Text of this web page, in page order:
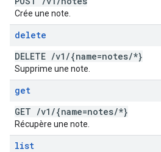
Crée une note.
delete
DELETE /v1 /{name=notes/*}
Supprime une note.
get
GET /v1 /{name=notes/*}
Récupère une note.
list